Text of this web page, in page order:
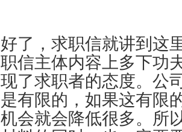
好了，求职信就讲到这
职信主体内容上多下功
现了求职者的态度。公
是有限的，如果这有限
机会就会降低很多。所